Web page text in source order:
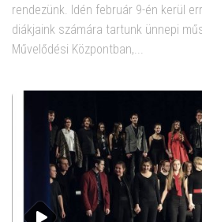
rendezünk. Idén február 9-én kerül
diákjaink számára tartunk ünnepi
Művelődési Központban,...